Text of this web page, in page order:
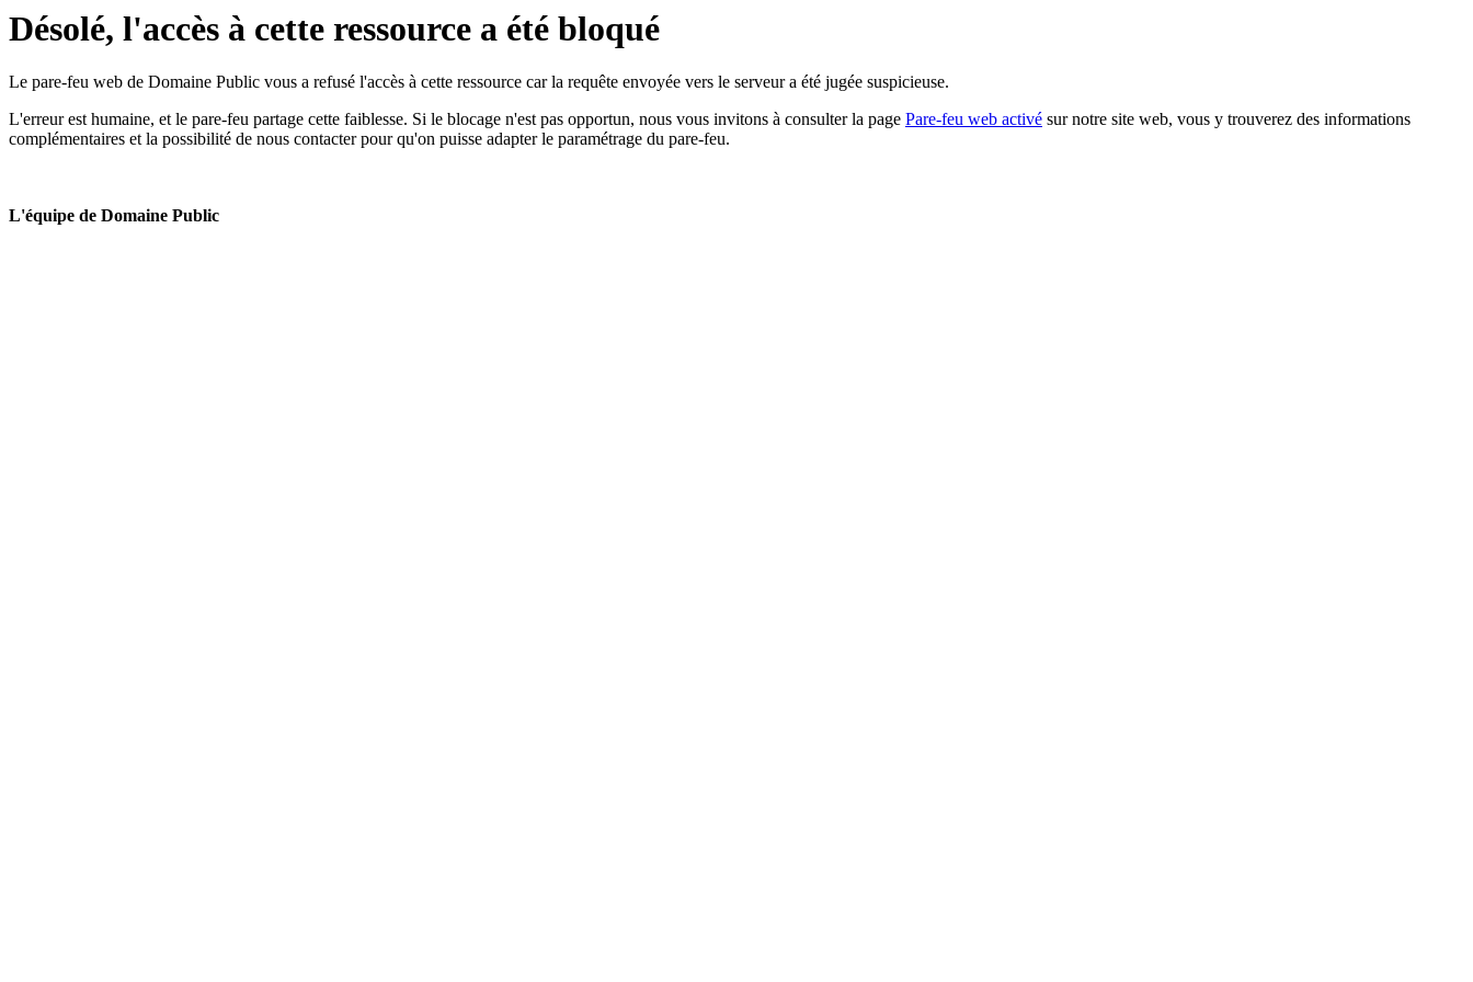
Désolé, l'accès à cette ressource a été bloqué
Le pare-feu web de Domaine Public vous a refusé l'accès à cette ressource car la requête envoyée vers le serveur a été jugée suspicieuse.
L'erreur est humaine, et le pare-feu partage cette faiblesse. Si le blocage n'est pas opportun, nous vous invitons à consulter la page Pare-feu web activé sur notre site web, vous y trouverez des informations
complémentaires et la possibilité de nous contacter pour qu'on puisse adapter le paramétrage du pare-feu.
L'équipe de Domaine Public